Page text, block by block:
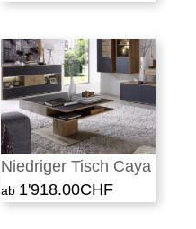
Niedriger Tisch Caya
1'918.00CHF